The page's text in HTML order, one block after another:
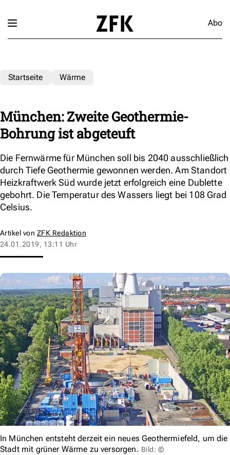
Abo
Startseite Wärme
München: Zweite Geothermie-
Bohrung ist abgeteuft
Die Fernwärme für München soll bis 2040 ausschließlich
durch Tiefe Geothermie gewonnen werden. Am Standort
Heizkraftwerk Süd wurde jetzt erfolgreich eine Dublette
gebohrt. Die Temperatur des Wassers liegt bei 108 Grad
Celsius.
Artikel von ZFK Redaktion
24.01.2019, 13:11 Uhr
In München entsteht derzeit ein neues Geothermiefeld, um die
Stadt mit grüner Wärme zu versorgen. Bild: ©